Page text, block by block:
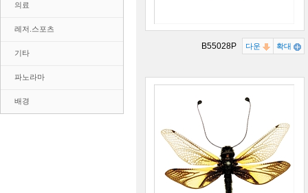
의료
레저.스포츠
기타
파노라마
배경
B55028P 다운 확대